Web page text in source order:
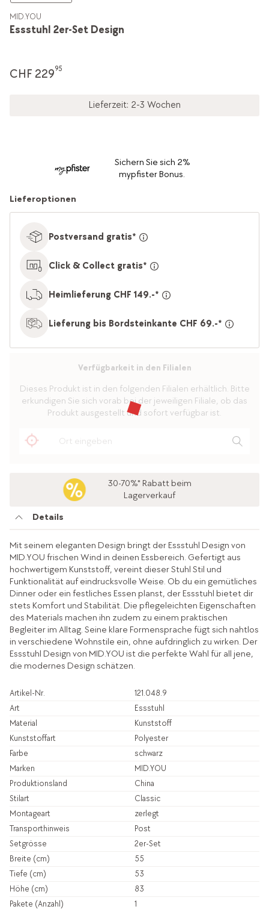
Essstuhl 2er-Set Design
MID.YOU
CHF 22995
Lieferzeit: 2-3 Wochen
Sichern Sie sich 2%
mypfister Bonus.
Lieferoptionen
Postversand gratis*
Click & Collect gratis*
Heimlieferung CHF 149.-*
Lieferung bis Bordsteinkante CHF 69.-*
Verfügbarkeit in den Filialen
Dieses Produkt ist in den folgenden Filialen erhältlich. Bitte
erkundigen Sie sich vorab bei der jeweiligen Filiale, ob das
Produkt ausgestellt und sofort verfügbar ist.
30-70%* Rabatt beim
Lagerverkauf
Details
Mit seinem eleganten Design bringt der Essstuhl Design von
MID.YOU frischen Wind in deinen Essbereich. Gefertigt aus
hochwertigem Kunststoff, vereint dieser Stuhl Stil und
Funktionalität auf eindrucksvolle Weise. Ob du ein gemütliches
Dinner oder ein festliches Essen planst, der Essstuhl bietet dir
stets Komfort und Stabilität. Die pflegeleichten Eigenschaften
des Materials machen ihn zudem zu einem praktischen
Begleiter im Alltag. Seine klare Formensprache fügt sich nahtlos
in verschiedene Wohnstile ein, ohne aufdringlich zu wirken. Der
Essstuhl Design von MID.YOU ist die perfekte Wahl für all jene,
die modernes Design schätzen.
Artikel-Nr.
121.048.9
Art
Essstuhl
Material
Kunststoff
Kunststoffart
Polyester
Farbe
schwarz
Marken
MID.YOU
Produktionsland
China
Stilart
Classic
Montageart
zerlegt
Transporthinweis
Post
Setgrösse
2er-Set
Breite (cm)
55
Tiefe (cm)
53
Höhe (cm)
83
Pakete (Anzahl)
1